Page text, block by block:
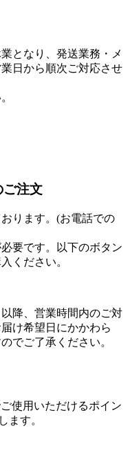
となり、発送業務・メ
日から順次ご対応させ
ご注文
ります。(お電話での
要です。以下のボタン
ください。
降、営業時間内のご対
け希望日にかかわら
でご了承ください。
使用いただけるポイン
ます。